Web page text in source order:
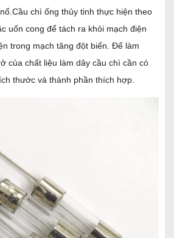
chì ống thủy tinh thực hiện theo
uốn cong để tách ra khỏi mạch điện
trong mạch tăng đột biến. Để làm
của chất liệu làm dây cầu chì cần có
thước và thành phần thích hợp.